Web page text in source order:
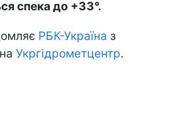
спека до +33°.
РБК-Україна з
Укргідрометцентр.